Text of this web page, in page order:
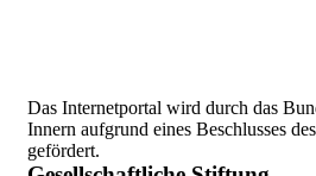
Das Internetportal wird durch das
Innern aufgrund eines Beschlusses
gefördert.